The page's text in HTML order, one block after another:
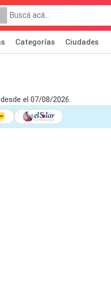
Categorías Ciudades
el 07/08/2026.